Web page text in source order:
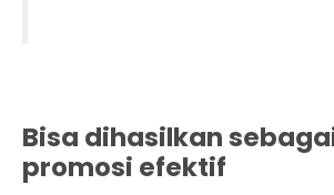
Bisa dihasilkan
promosi efektif